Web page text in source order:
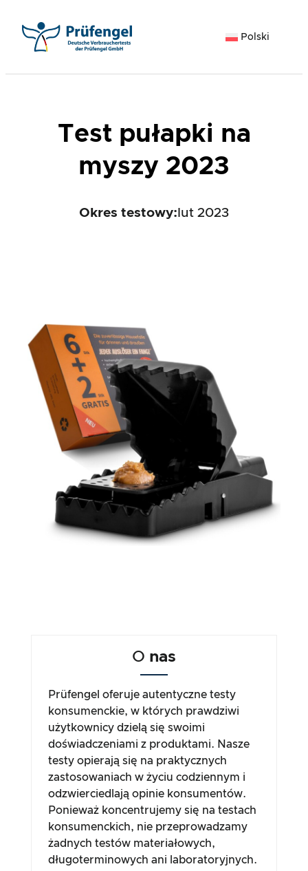
Polski
Test pułapki na
myszy 2023
Okres testowy: lut 2023
O nas
Prüfengel oferuje autentyczne testy
konsumenckie, w których prawdziwi
użytkownicy dzielą się swoimi
doświadczeniami z produktami. Nasze
testy opierają się na praktycznych
zastosowaniach w życiu codziennym i
odzwierciedlają opinie konsumentów.
Ponieważ koncentrujemy się na testach
konsumenckich, nie przeprowadzamy
żadnych testów materiałowych,
długoterminowych ani laboratoryjnych.